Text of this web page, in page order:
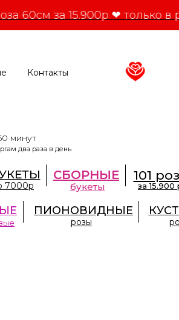
60см за 15.900р ❤ только в
Контакты
два раза в день
минут
101
за 15.900
7000р
ПИОНОВИДНЫЕ
розы
СБОРНЫЕ
букеты